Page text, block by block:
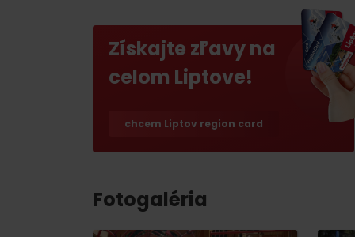
VŠETKY ČLÁNKY
Počasie a kamery
Získajte zľavy na
celom Liptove!
chcem Liptov region card
Fotogaléria